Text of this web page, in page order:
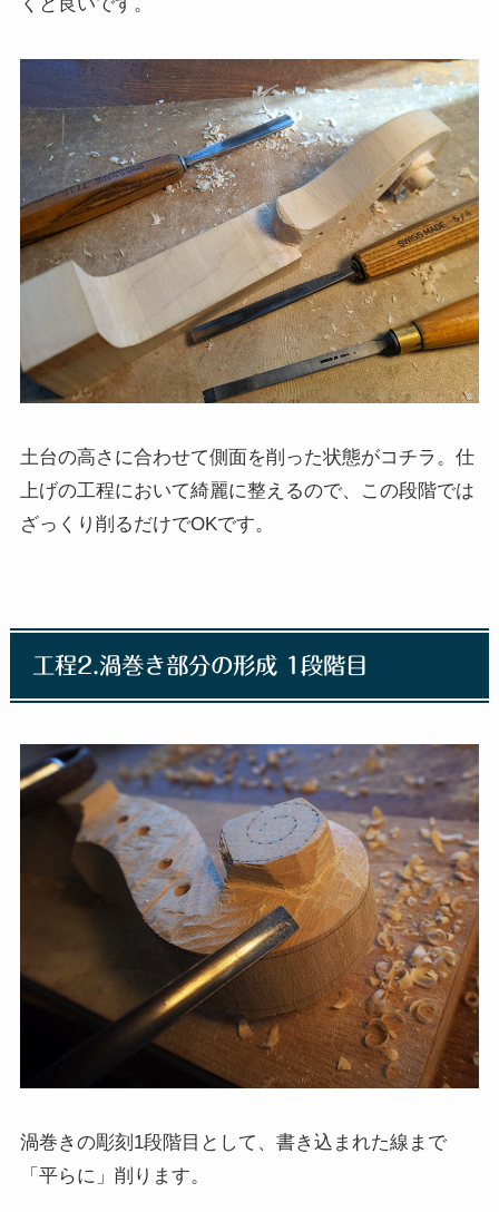
土台の高さに合わせて側面を削った状態がコチラ。仕
上げの工程において綺麗に整えるので、この段階では
ざっくり削るだけでOKです。
工程2.渦巻き部分の形成 1段階目
渦巻きの彫刻1段階目として、書き込まれた線まで
「平らに」削ります。